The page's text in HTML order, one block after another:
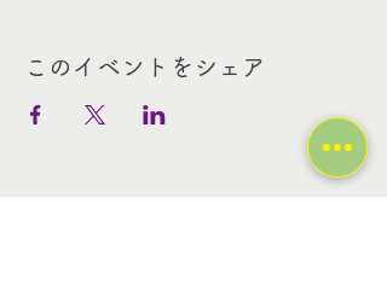
このイベントをシェア